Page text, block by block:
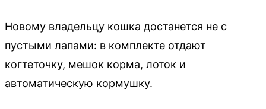
Новому владельцу кошка достанется не с
пустыми лапами: в комплекте отдают
когтеточку, мешок корма, лоток и
автоматическую кормушку.